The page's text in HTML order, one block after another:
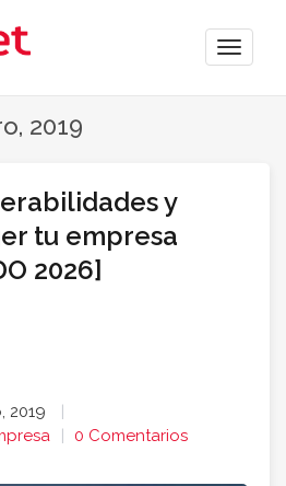
Toggle
2019
y
tu empresa
2026]
2019
0 Comentarios